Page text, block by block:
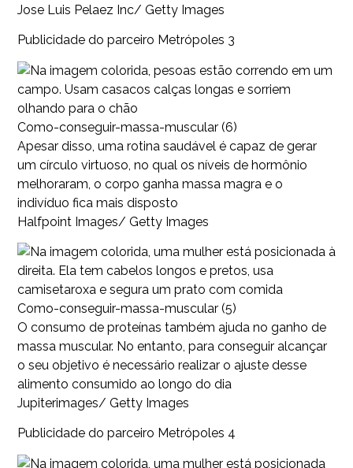
Jose Luis Pelaez Inc/ Getty Images
Publicidade do parceiro Metrópoles 3
Como-conseguir-massa-muscular (6)
Apesar disso, uma rotina saudável é capaz de gerar
um círculo virtuoso, no qual os níveis de hormônio
melhoraram, o corpo ganha massa magra e o
indivíduo fica mais disposto
Halfpoint Images/ Getty Images
Como-conseguir-massa-muscular (5)
O consumo de proteínas também ajuda no ganho de
massa muscular. No entanto, para conseguir alcançar
o seu objetivo é necessário realizar o ajuste desse
alimento consumido ao longo do dia
Jupiterimages/ Getty Images
Publicidade do parceiro Metrópoles 4